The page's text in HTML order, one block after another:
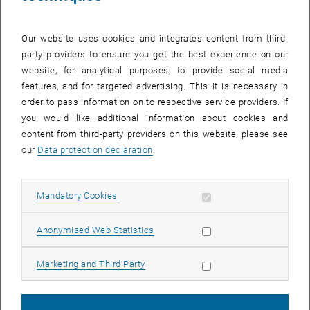
für Studierende brachten ihm rasch eine wachsende Zahl an
Diplomand_innen und Dissertant_innen ein. Mit diesen führte er in
Zusammenarbeit mit der damaligen Firma Kundl (heute Sandoz
GmbH) seine Arbeiten zur Penicillin-Biosynthese durch und
etablierte darüber hinaus neue Forschungsgebiete wie die
Biochemie der Backhefeerzeugung sowie verschiedene
enzymologische Themen.
1974 begann Max Röhr dann mit seinen bahnbrechenden Arbeiten
seinem damaligen Mitarbeiter und späterem Nachfolger, Christian P.
Kubicek durchführte. Diese brachten ihm eine weltweit führende
Position auf diesem Gebiet ein. Von Ende der siebziger bis Ende der
achtziger Jahre habilitierten sich mehrere seiner Mitarbeiter auf
Teilgebieten des Lehrstuhls, von denen einige dann später auch
Professuren in Wien erlangten. Zu den wichtigen Reformen die Max
Röhr einbrachte, zählt auch die im Jahre 1987 in Kraft getretene
Gründung von fünf Abteilungen am Institut. Dadurch wurde die
Our website uses cookies and integrates content from third-
party providers to ensure you get the best experience on our
website, for analytical purposes, to provide social media
features, and for targeted advertising. This it is necessary in
order to pass information on to respective service providers. If
you would like additional information about cookies and
content from third-party providers on this website, please see
our Data protection declaration
Mandatory Cookies Allow mandatory cookies
Anonymised Web Statistics Allow statistic cookies
Marketing and Third Party Allow marketing cookies